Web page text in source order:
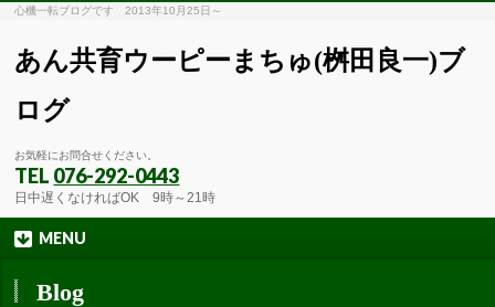
心機一転ブログです 2013年10月25日～
あん共育ウーピーまちゅ(桝田良一)ブ
ログ
お気軽にお問合せください。
TEL 076-292-0443
日中遅くなければOK 9時～21時
MENU
Blog